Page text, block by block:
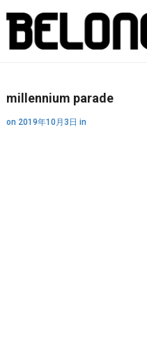
millennium parade
on 2019年10月3日 in